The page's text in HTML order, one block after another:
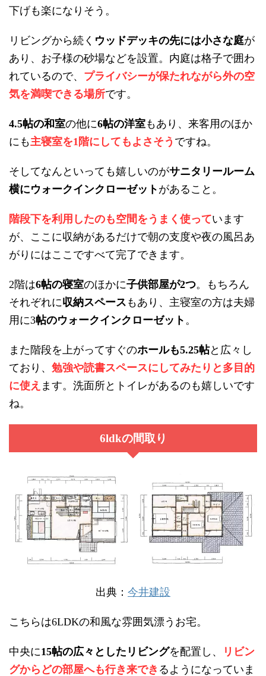
下げも楽になりそう。
リビングから続く ウッドデッキの先には小さな庭が
あり、お子様の砂場などを設置。内庭は格子で囲わ
れているので、 プライバシーが保たれながら外の空
気を満喫できる場所です。
4.5帖の和室の他に6帖の洋室もあり、来客用のほか
にも主寝室を1階にしてもよさそう ですね。
そしてなんといっても嬉しいのがサニタリールーム
横にウォークインクローゼットがあること。
階段下を利用したのも空間をうまく使っています
が、ここに収納があるだけで朝の支度や夜の風呂あ
がりにはここですべて完了できます。
2階は6帖の寝室のほかに子供部屋が2つ。もちろん
それぞれに収納スペースもあり、主寝室の方は夫婦
用に3帖のウォークインクローゼット。
また階段を上がってすぐのホールも5.25帖と広々し
ており、 勉強や読書スペースにしてみたりと多目的
に使え ます。洗面所とトイレがあるのも嬉しいです
ね。
6ldkの間取り
出典： 今井建設
こちらは6LDKの和風な雰囲気漂うお宅。
中央に15帖の広々としたリビングを配置し、
リビン
グからどの部屋へも行き来でき るようになっていま